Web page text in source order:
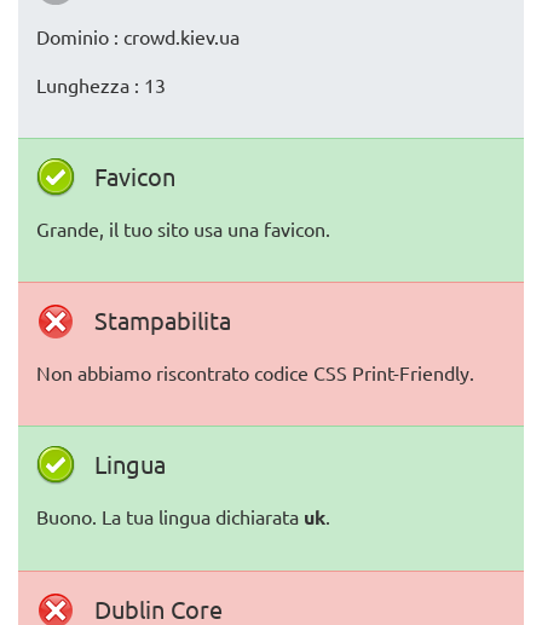
Dominio : crowd.kiev.ua
Lunghezza : 13
Favicon
Grande, il tuo sito usa una favicon.
Stampabilita
Non abbiamo riscontrato codice CSS Print-Friendly.
Lingua
Buono. La tua lingua dichiarata uk.
Dublin Core